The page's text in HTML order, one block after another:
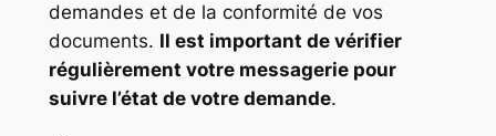
demandes et de la conformité de vos
documents. Il est important de vérifier
régulièrement votre messagerie pour
suivre l’état de votre demande.